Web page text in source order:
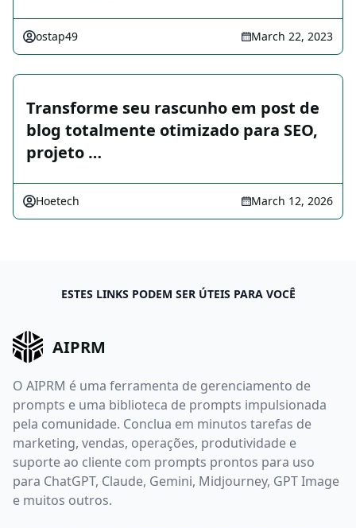
ostap49 March 22, 2023
Transforme seu rascunho em post de
blog totalmente otimizado para SEO,
projeto …
Hoetech March 12, 2026
ESTES LINKS PODEM SER ÚTEIS PARA VOCÊ
AIPRM
O AIPRM é uma ferramenta de gerenciamento de
prompts e uma biblioteca de prompts impulsionada
pela comunidade. Conclua em minutos tarefas de
marketing, vendas, operações, produtividade e
suporte ao cliente com prompts prontos para uso
para ChatGPT, Claude, Gemini, Midjourney, GPT Image
e muitos outros.